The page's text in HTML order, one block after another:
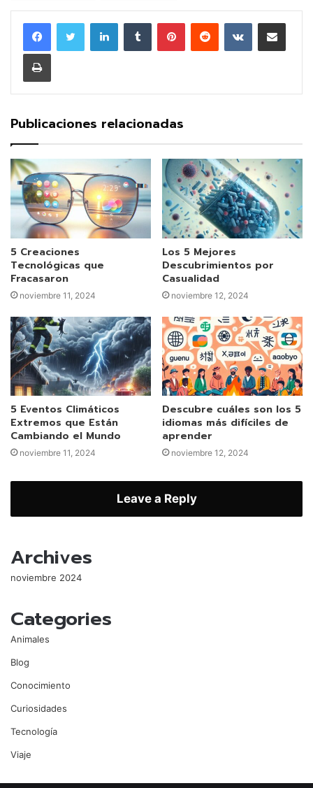
LinkedInTumblr PinterestReddit VKontakteCompartir por
Imprimir
Publicaciones relacionadas
5 Creaciones
Tecnológicas que
Fracasaron
noviembre 11, 2024
Los 5 Mejores
Descubrimientos por
Casualidad
noviembre 12, 2024
5 Eventos Climáticos
Extremos que Están
Cambiando el Mundo
noviembre 11, 2024
Descubre cuáles son los 5
idiomas más difíciles de
aprender
noviembre 12, 2024
Leave a Reply
Archives
noviembre 2024
Categories
Animales
Blog
Conocimiento
Curiosidades
Tecnología
Viaje